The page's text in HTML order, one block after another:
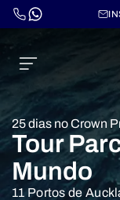
25 dias no Crown
Tour
Mundo
11 Portos de